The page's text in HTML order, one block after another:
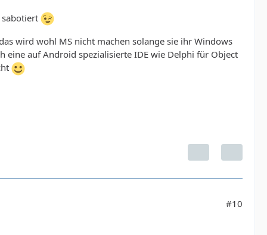
sabotiert
wird wohl MS nicht machen solange sie ihr Windows
eine auf Android spezialisierte IDE wie Delphi für Object
#10